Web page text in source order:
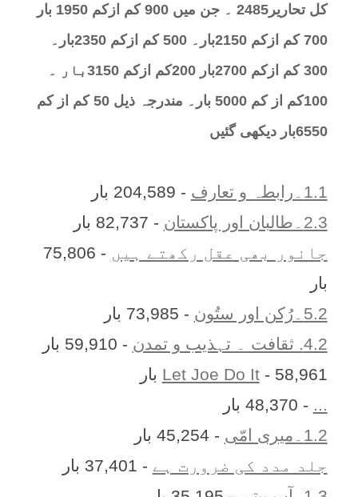
کل تحارير2485 ۔ جن میں 900 کم ازکم 1950 بار
700 کم ازکم 2150بار۔ 500 کم ازکم 2350بار۔
300 کم ازکم 2700بار 200کم ازکم 3150بار ۔
100کم از کم 5000 بار۔ مندرجہ ذیل 50 کم از کم
6550بار دیکھی گئیں
1.1۔رابطہ و تعارف
- 204,589 بار
2.3۔طالبان اور پاکستان
- 82,737 بار
جانور بھی عقل رکھتے ہیں
- 75,806
بار
5.2۔رُکن اور ستُون
- 73,985 بار
4.2. ثقافت ۔ تہذیب و تمدن
- 59,910 بار
Let Joe Do It- 58,961 بار
... - 48,370 بار
1.2۔میری امّی
- 45,254 بار
جلد مدد کی ضرورت ہے - 37,401 بار